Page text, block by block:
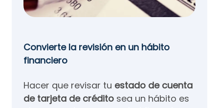
Convierte la revisión en un hábito
financiero
Hacer que revisar tu estado de cuenta
de tarjeta de crédito sea un hábito es